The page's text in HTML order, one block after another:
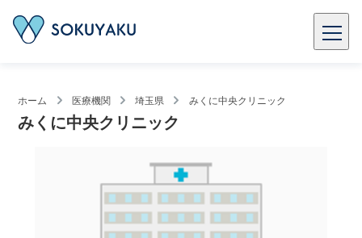
ホーム 医療機関 埼玉県 みくに中央クリニック
みくに中央クリニック